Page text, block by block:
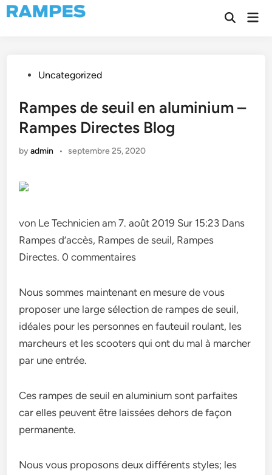
Skip
to
Open
PostedUncategorized
Rampes de seuil en aluminium –
Rampes Directes Blog
byadmin • septembre 25, 2020
von Le Technicien am 7. août 2019 Sur 15:23 Dans
Rampes d’accès, Rampes de seuil, Rampes
Directes. 0 commentaires
Nous sommes maintenant en mesure de vous
proposer une large sélection de rampes de seuil,
idéales pour les personnes en fauteuil roulant, les
marcheurs et les scooters qui ont du mal à marcher
par une entrée.
Ces rampes de seuil en aluminium sont parfaites
car elles peuvent être laissées dehors de façon
permanente.
Nous vous proposons deux différents styles; les